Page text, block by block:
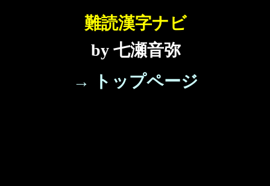
難読漢字ナビ
by 七瀬音弥
→ トップページ